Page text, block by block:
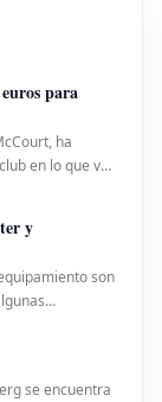
para
ha
en lo que va
2026 fue
y
son
su afinidad
se encuentra